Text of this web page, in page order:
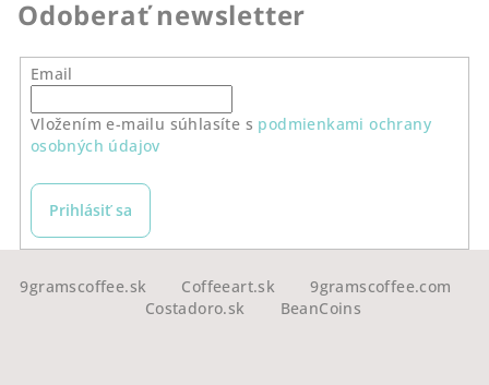
Odoberať newsletter
Email
Vložením e-mailu súhlasíte s podmienkami ochrany
osobných údajov
Prihlásiť sa
9gramscoffee.sk Coffeeart.sk
9gramscoffee.com
Costadoro.sk
BeanCoins